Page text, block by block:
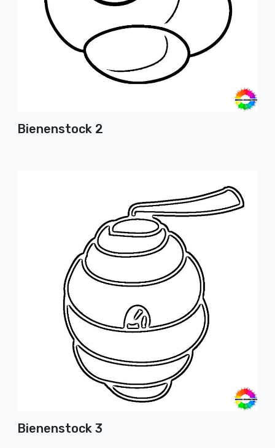
Bienenstock 2
Bienenstock 3